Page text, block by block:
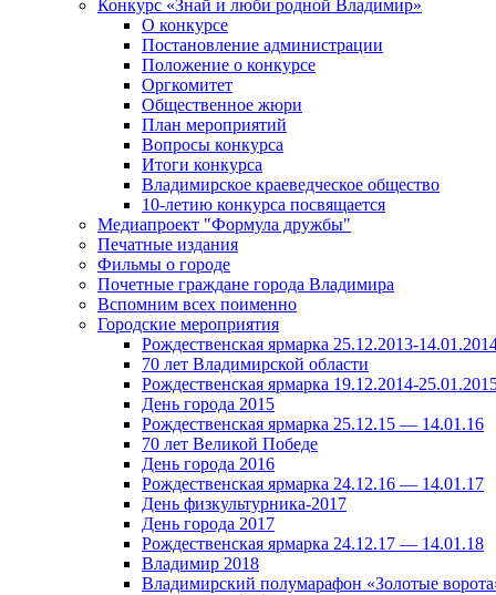
Конкурс «Знай и люби родной Владимир»
О конкурсе
Постановление администрации
Положение о конкурсе
Оргкомитет
Общественное жюри
План мероприятий
Вопросы конкурса
Итоги конкурса
Владимирское краеведческое общество
10-летию конкурса посвящается
Медиапроект "Формула дружбы"
Печатные издания
Фильмы о городе
Почетные граждане города Владимира
Вспомним всех поименно
Городские мероприятия
Рождественская ярмарка 25.12.2013-
70 лет Владимирской области
Рождественская ярмарка 19.12.2014-
День города 2015
Рождественская ярмарка 25.12.15 — 14.01.16
70 лет Великой Победе
День города 2016
Рождественская ярмарка 24.12.16 — 14.01.17
День физкультурника-2017
День города 2017
Рождественская ярмарка 24.12.17 — 14.01.18
Владимир 2018
Владимирский полумарафон «Золотые